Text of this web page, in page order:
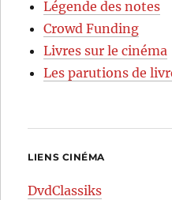
Légende des notes
Crowd Funding
Livres sur le cinéma
Les parutions de
LIENS CINÉMA
DvdClassiks